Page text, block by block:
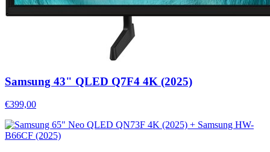
Samsung 43" QLED Q7F4 4K (2025)
€399,00